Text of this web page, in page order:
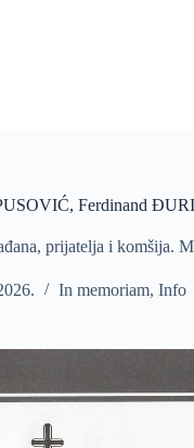
Ferdinand
prijatelja i komšija.
In memoriam, Info